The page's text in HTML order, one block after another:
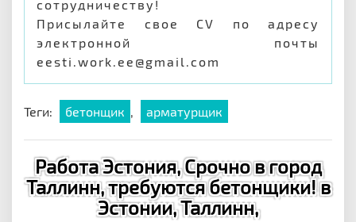
сотрудничеству!
Присылайте свое CV по адресу
электронной почты
eesti.work.ee@gmail.com
Теги: бетонщик , арматурщик
Работа Эстония, Срочно в город
Таллинн, требуются бетонщики! в
Эстонии, Таллинн,